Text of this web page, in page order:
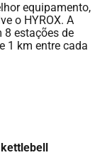
equipamento,
o HYROX. A
8 estações de
1 km entre cada